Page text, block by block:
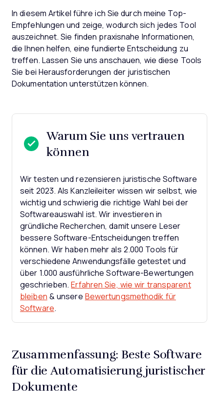
In diesem Artikel führe ich Sie durch meine Top-
Empfehlungen und zeige, wodurch sich jedes Tool
auszeichnet. Sie finden praxisnahe Informationen,
die Ihnen helfen, eine fundierte Entscheidung zu
treffen. Lassen Sie uns anschauen, wie diese Tools
Sie bei Herausforderungen der juristischen
Dokumentation unterstützen können.
Warum Sie uns vertrauen
können
Wir testen und rezensieren juristische Software
seit 2023. Als Kanzleileiter wissen wir selbst, wie
wichtig und schwierig die richtige Wahl bei der
Softwareauswahl ist. Wir investieren in
gründliche Recherchen, damit unsere Leser
bessere Software-Entscheidungen treffen
können. Wir haben mehr als 2.000 Tools für
verschiedene Anwendungsfälle getestet und
über 1.000 ausführliche Software-Bewertungen
geschrieben. Erfahren Sie, wie wir transparent
bleiben & unsere Bewertungsmethodik für
Software.
Zusammenfassung: Beste Software
für die Automatisierung juristischer
Dokumente